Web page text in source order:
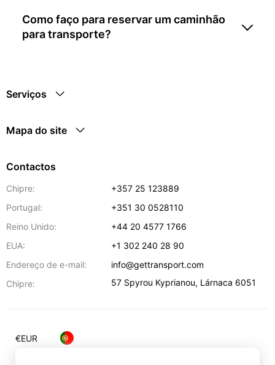
Como faço para reservar um caminhão
para transporte?
Serviços
Mapa do site
Contactos
Chipre:
+357 25 123889
Portugal:
+351 30 0528110
Reino Unido:
+44 20 4577 1766
EUA:
+1 302 240 28 90
Endereço de e-mail:
info@gettransport.com
Chipre:
57 Spyrou Kyprianou, Lárnaca 6051
€EUR